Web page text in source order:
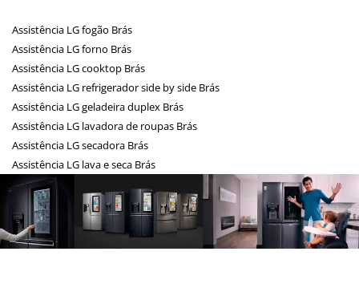
Assistência LG fogão Brás
Assistência LG forno Brás
Assistência LG cooktop Brás
Assistência LG refrigerador side by side Brás
Assistência LG geladeira duplex Brás
Assistência LG lavadora de roupas Brás
Assistência LG secadora Brás
Assistência LG lava e seca Brás